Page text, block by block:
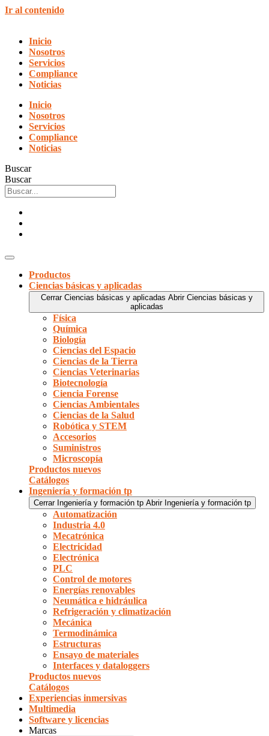
Ir al contenido
Inicio
Nosotros
Servicios
Compliance
Noticias
Inicio
Nosotros
Servicios
Compliance
Noticias
Buscar
Buscar
Productos
Ciencias básicas y aplicadas
Cerrar Ciencias básicas y aplicadas Abrir Ciencias básicas y
aplicadas
Física
Química
Biología
Ciencias del Espacio
Ciencias de la Tierra
Ciencias Veterinarias
Biotecnología
Ciencia Forense
Ciencias Ambientales
Ciencias de la Salud
Robótica y STEM
Accesorios
Suministros
Microscopía
Productos nuevos
Catálogos
Ingeniería y formación tp
Cerrar Ingeniería y formación tp Abrir Ingeniería y formación tp
Automatización
Industria 4.0
Mecatrónica
Electricidad
Electrónica
PLC
Control de motores
Energías renovables
Neumática e hidráulica
Refrigeración y climatización
Mecánica
Termodinámica
Estructuras
Ensayo de materiales
Interfaces y dataloggers
Productos nuevos
Catálogos
Experiencias inmersivas
Multimedia
Software y licencias
Marcas